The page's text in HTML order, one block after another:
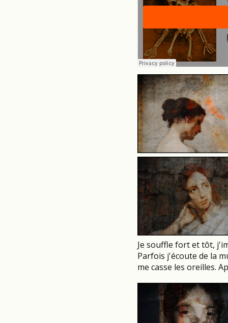
Je souffle fort et tôt,
Parfois j'écoute de la
me casse les oreilles.